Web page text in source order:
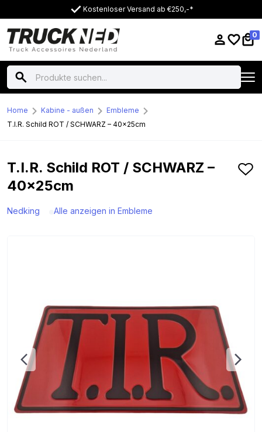
Kostenloser Versand ab €250,-*
0
Home Kabine - außen
Embleme
T.I.R. Schild ROT / SCHWARZ – 40x25cm
T.I.R. Schild ROT / SCHWARZ –
40x25cm
Nedking Alle anzeigen in Embleme